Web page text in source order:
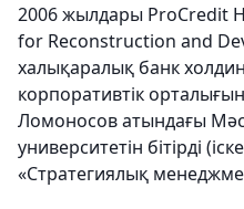
2006 жылдары ProCredit
for Reconstruction and
халықаралық банк
корпоративтік
Ломоносов атындағы
университетін бітірді
«Стратегиялық